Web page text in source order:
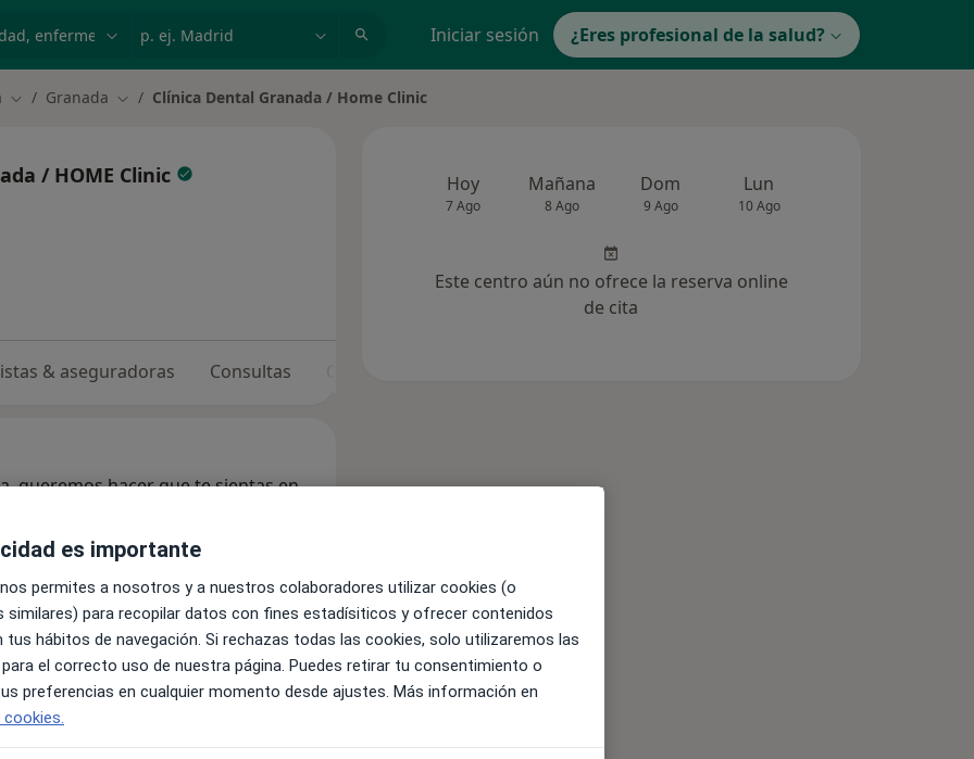
Iniciar sesión ¿Eres profesional de la salud?
Cambiar de ciudad
Granada Cambiar de ciudad
Clínica Dental Granada / Home Clinic
/ HOME Clinic
& aseguradoras Consultas
queremos hacer que te sientas en
ese que tanto echas de menos. Por
y apellidos: Pepe Benítez y
ocasiones, en algo frío, lejano,
y con cambios de doctores a lo
y a tus doctores preparados
Hoy
7 Ago
Mañana
8 Ago
Dom
9 Ago
Lun
10 Ago
Este centro aún no ofrece la reserva online
de cita
es importante
permites a nosotros y a nuestros colaboradores utilizar cookies (o
similares) para recopilar datos con fines estadísiticos y ofrecer contenidos
tus hábitos de navegación. Si rechazas todas las cookies, solo utilizaremos las
el correcto uso de nuestra página. Puedes retirar tu consentimiento o
preferencias en cualquier momento desde ajustes. Más información en